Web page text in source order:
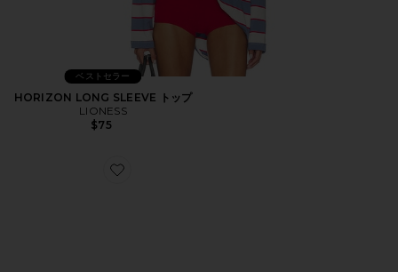
ベストセラー
HORIZON LONG SLEEVE トップ
LIONESS
$75
Favorite XA PRO 3D スニーカー